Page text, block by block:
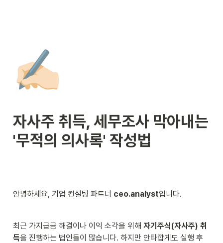
✍🏻
자사주 취득, 세무조사 막아내는
'무적의 의사록' 작성법
안녕하세요, 기업 컨설팅 파트너 ceo.analyst입니다.
최근 가지급금 해결이나 이익 소각을 위해 자기주식(자사주) 취
득을 진행하는 법인들이 많습니다. 하지만 안타깝게도 실행 후